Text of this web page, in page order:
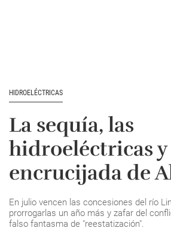
HIDROELÉCTRICAS
La sequía, las
hidroeléctricas y
encrucijada de
En julio vencen las concesiones del río
prorrogarlas un año más y zafar del
falso fantasma de "reestatización".